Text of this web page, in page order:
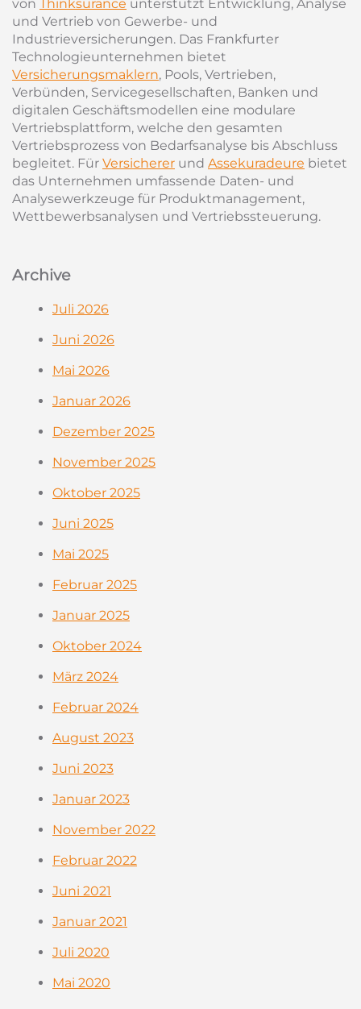
von Thinksurance unterstützt Entwicklung, Analyse
und Vertrieb von Gewerbe- und
Industrieversicherungen. Das Frankfurter
Technologieunternehmen bietet
Versicherungsmaklern, Pools, Vertrieben,
Verbünden, Servicegesellschaften, Banken und
digitalen Geschäftsmodellen eine modulare
Vertriebsplattform, welche den gesamten
Vertriebsprozess von Bedarfsanalyse bis Abschluss
begleitet. Für Versicherer und Assekuradeure bietet
das Unternehmen umfassende Daten- und
Analysewerkzeuge für Produktmanagement,
Wettbewerbsanalysen und Vertriebssteuerung.
Archive
Juli 2026
Juni 2026
Mai 2026
Januar 2026
Dezember 2025
November 2025
Oktober 2025
Juni 2025
Mai 2025
Februar 2025
Januar 2025
Oktober 2024
März 2024
Februar 2024
August 2023
Juni 2023
Januar 2023
November 2022
Februar 2022
Juni 2021
Januar 2021
Juli 2020
Mai 2020